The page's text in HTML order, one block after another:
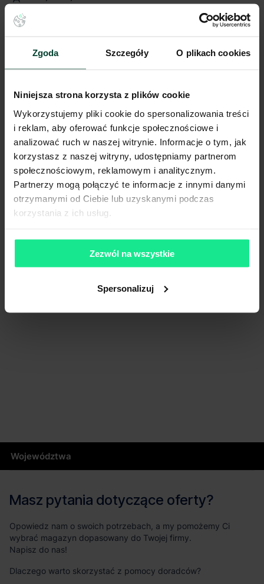
Zgoda Szczegóły O plikach cookies
Niniejsza strona korzysta z plików cookie
Wykorzystujemy pliki cookie do spersonalizowania treści
i reklam, aby oferować funkcje społecznościowe i
analizować ruch w naszej witrynie. Informacje o tym, jak
korzystasz z naszej witryny, udostępniamy partnerom
społecznościowym, reklamowym i analitycznym.
Partnerzy mogą połączyć te informacje z innymi danymi
otrzymanymi od Ciebie lub uzyskanymi podczas
korzystania z ich usług.
Zezwól na wszystkie
Spersonalizuj
20 km
3 km
oferty w myśl art. 66 § 1. Kodeksu Cywilnego. CBRE sp. z o.o. nie
Ogłoszenia, cenniki i inne informacje zawarte na stronie internetowej
mogą się różnić od danych rzeczywistych. Publikacja ogłoszenia nie
dostępności odbywa się po wysłaniu formularza kontaktowego.
Województwa
Masz pytania dotyczące oferty?
Opowiedz nam o swoich potrzebach, a my pomożemy Ci
wybrać magazyn dopasowany do Twojej firmy.
Napisz do nas!
Dlaczego warto skorzystać z pomocy doradców?